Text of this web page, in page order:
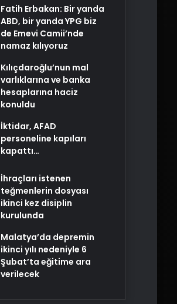
Fatih Erbakan: Bir yanda
ABD, bir yanda YPG biz
de Emevi Camii’nde
namaz kılıyoruz
Kılıçdaroğlu’nun mal
varlıklarına ve banka
hesaplarına haciz
konuldu
İktidar, AFAD
personeline kapıları
kapattı…
İhraçları istenen
teğmenlerin dosyası
ikinci kez disiplin
kurulunda
Malatya’da depremin
ikinci yılı nedeniyle 6
Şubat’ta eğitime ara
verilecek